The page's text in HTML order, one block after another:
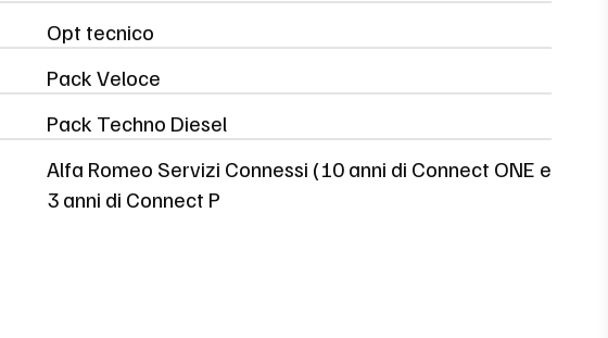
Opt tecnico
Pack Veloce
Pack Techno Diesel
Alfa Romeo Servizi Connessi (10 anni di Connect ONE e
3 anni di Connect P